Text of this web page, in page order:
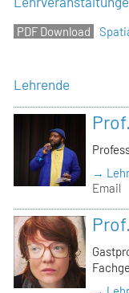
Lehrende
→
Email